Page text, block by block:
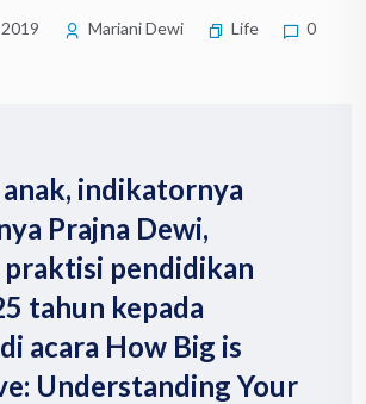
Mariani Dewi Life 0
anak, indikatornya
Prajna Dewi,
praktisi pendidikan
tahun kepada
acara How Big is
Understanding Your